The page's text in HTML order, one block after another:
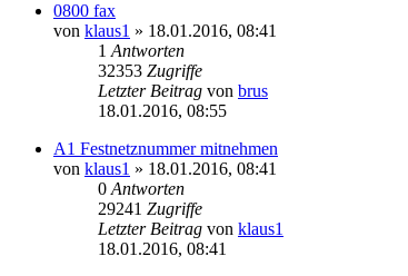
0800 fax
von klaus1 » 18.01.2016, 08:41
1 Antworten
32353 Zugriffe
Letzter Beitrag von brus
18.01.2016, 08:55
A1 Festnetznummer mitnehmen
von klaus1 » 18.01.2016, 08:41
0 Antworten
29241 Zugriffe
Letzter Beitrag von klaus1
18.01.2016, 08:41